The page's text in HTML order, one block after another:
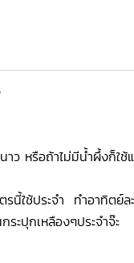
ว หรือถ้าไม่มีน้ำผึ้งก็ใช้
นี้ใช้ประจำ ทำอาทิตย์ล
ะปุกเหลืองๆประจำจ๊ะ